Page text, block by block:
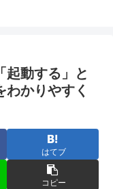
起動する」と
かりやすく
はてブ
コピー